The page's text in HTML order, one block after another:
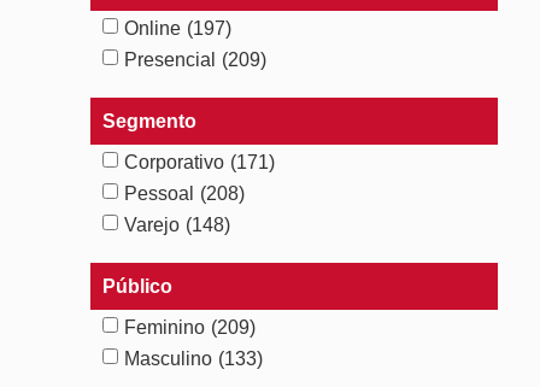
Online (197)
Presencial
(209)
Segmento
Corporativo (171)
Pessoal
(208)
Varejo (148)
Público
Feminino (209)
Masculino (133)